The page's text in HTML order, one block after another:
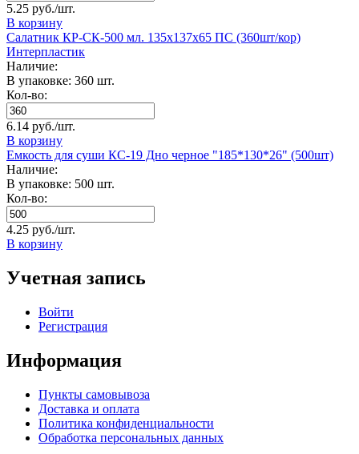
5.25 руб./шт.
В корзину
Салатник КР-СК-500 мл. 135х137х65 ПС (360шт/кор)
Интерпластик
Наличие:
В упаковке: 360 шт.
Кол-во:
6.14 руб./шт.
В корзину
Емкость для суши КС-19 Дно черное "185*130*26" (500шт)
Наличие:
В упаковке: 500 шт.
Кол-во:
4.25 руб./шт.
В корзину
Учетная запись
Войти
Регистрация
Информация
Пункты самовывоза
Доставка и оплата
Политика конфиденциальности
Обработка персональных данных